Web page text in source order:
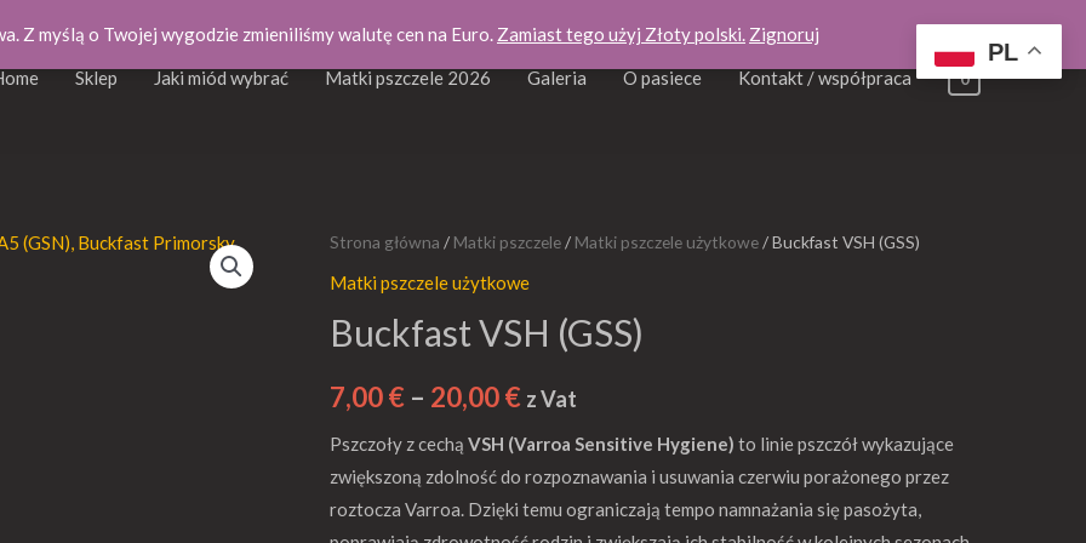
Sklep Jaki miód wybrać Matki pszczele 2026 Galeria O pasiece Kontakt / współpraca 0
Strona główna / Matki pszczele/ Matki pszczele użytkowe/ Buckfast VSH (GSS)
Matki pszczele użytkowe
Buckfast VSH (GSS)
7,00€ – 20,00€
Zakres
cen:
od
7,00 €
do
20,00 €
z Vat
Pszczoły z cechą VSH (Varroa Sensitive Hygiene) to linie pszczół wykazujące
zwiększoną zdolność do rozpoznawania i usuwania czerwiu porażonego przez
roztocza Varroa. Dzięki temu ograniczają tempo namnażania się pasożyta,
ilość
Buckfast
(GSS)
PL
Z myślą o Twojej wygodzie zmieniliśmy walutę cen na Euro. Zamiast tego użyj Złoty polski. Zignoruj